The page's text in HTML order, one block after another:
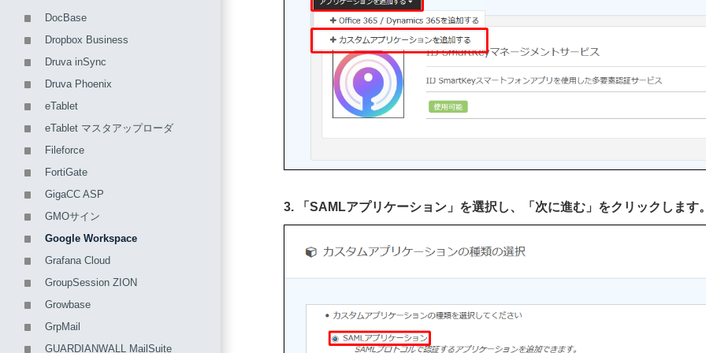
3. 「SAMLアプリケーション」を選択し、「次に進む」をクリックします
DocBase
Dropbox Business
Druva inSync
Druva Phoenix
eTablet
eTablet マスタアップローダ
Fileforce
FortiGate
GigaCC ASP
GMOサイン
Google Workspace
Grafana Cloud
GroupSession ZION
Growbase
GrpMail
GUARDIANWALL MailSuite